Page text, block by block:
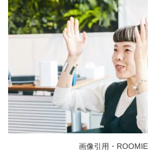
画像引用・ROOMIE